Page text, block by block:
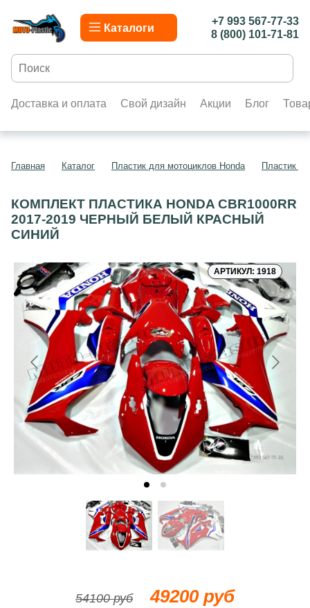
Каталоги
+7 993 567-77-33
8 (800) 101-71-81
Доставка и оплата Свой дизайн Акции Блог
Главная Каталог Пластик для мотоциклов Honda Пластик
КОМПЛЕКТ ПЛАСТИКА HONDA CBR1000RR
2017-2019 ЧЕРНЫЙ БЕЛЫЙ КРАСНЫЙ
СИНИЙ
АРТИКУЛ: 1918
54100 руб 49200 руб